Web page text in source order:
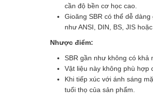
cần độ bền cơ học cao.
Gioăng SBR có thể dễ
như ANSI, DIN, BS, JIS
Nhược điểm:
SBR gần như không có khả
Vật liệu này không phù hợp
Khi tiếp xúc với ánh sáng
tuổi thọ của sản phẩm.